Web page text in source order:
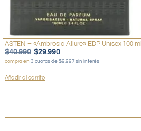
ASTEN – «Ambrosia Allure» EDP Unisex 100 ml
$40.990 $29.990
compra en 3 cuotas de $9.997 sin interés
Añadir al carrito